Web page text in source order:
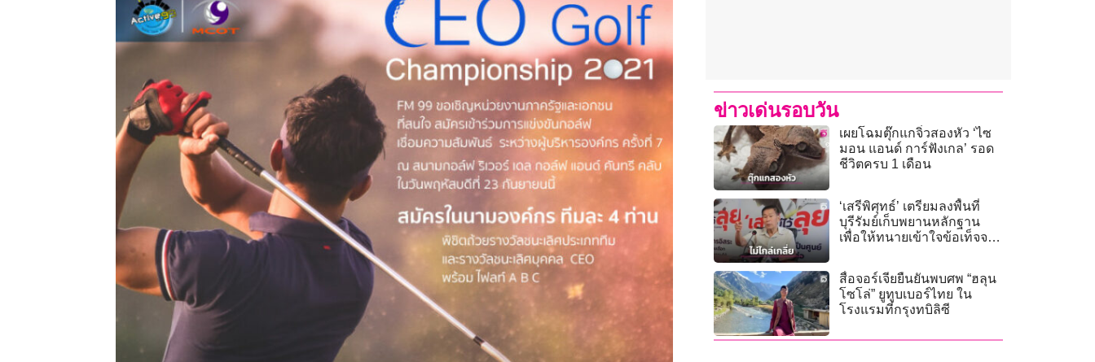
ข่าวเด่นรอบวัน
เผยโฉมตุ๊กแกจิ๋วสองหัว ‘ไซ
มอน แอนด์ การ์ฟังเกล’ รอด
ชีวิตครบ 1 เดือน
‘เสรีพิศุทธ์’ เตรียมลงพื้นที่
บุรีรัมย์เก็บพยานหลักฐาน
เพื่อให้ทนายเข้าใจข้อเท็จจริง
สื่อจอร์เจียยืนยันพบศพ “ฮลุน
โซโล่” ยูทูบเบอร์ไทย ใน
โรงแรมที่กรุงทบิลิซี